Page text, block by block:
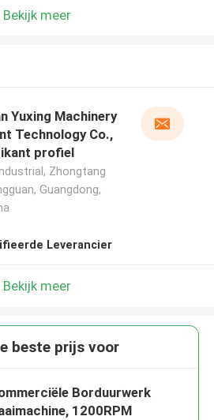
Bekijk meer
Yuxing Machinery
Technology Co.,
profiel
Zhongtang
Guangdong,
Leverancier
Bekijk meer
beste prijs voor
Borduurwerk
1200RPM